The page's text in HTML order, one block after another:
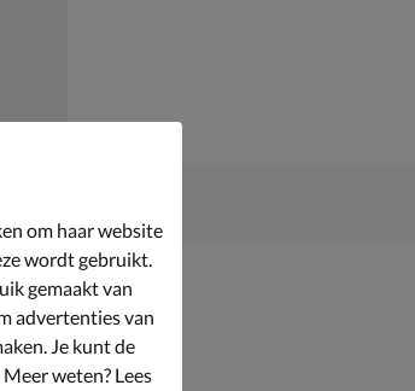
om haar website
wordt gebruikt.
gemaakt van
advertenties van
Je kunt de
weten? Lees